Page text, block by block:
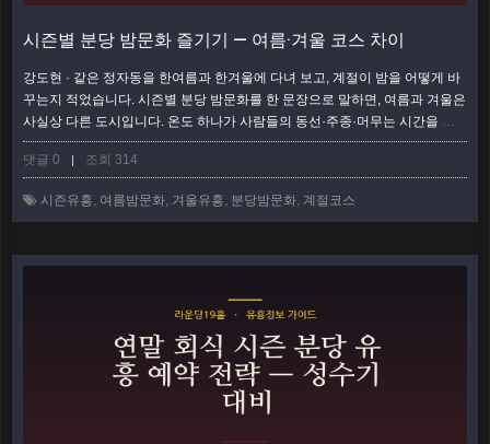
시즌별 분당 밤문화 즐기기 — 여름·겨울 코스 차이
강도현 · 같은 정자동을 한여름과 한겨울에 다녀 보고, 계절이 밤을 어떻게 바
꾸는지 적었습니다. 시즌별 분당 밤문화를 한 문장으로 말하면, 여름과 겨울은
사실상 다른 도시입니다. 온도 하나가 사람들의 동선·주종·머무는 시간을 통
째로 바꾸더군요. 저는 작년 8월과 올 1월, 같은 정자 골목을 일부러 두 번 걸
었습니다. 그때 느낀 온도 차를 코스 이야기로 풀어봅니다. 시즌을 알면 예약
배경이 아니라, 밤의 리듬을 정하는 첫 번째 변수였습니다. 여름밤 — 늦게 …
댓글 0 | 조회 314
시즌유흥, 여름밤문화, 겨울유흥, 분당밤문화, 계절코스